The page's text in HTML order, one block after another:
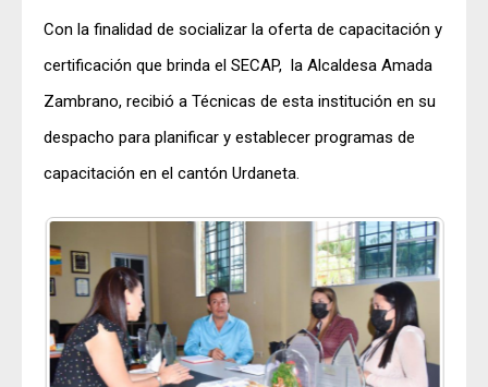
Con la finalidad de socializar la oferta de capacitación y
certificación que brinda el SECAP, la Alcaldesa Amada
Zambrano, recibió a Técnicas de esta institución en su
despacho para planificar y establecer programas de
capacitación en el cantón Urdaneta.